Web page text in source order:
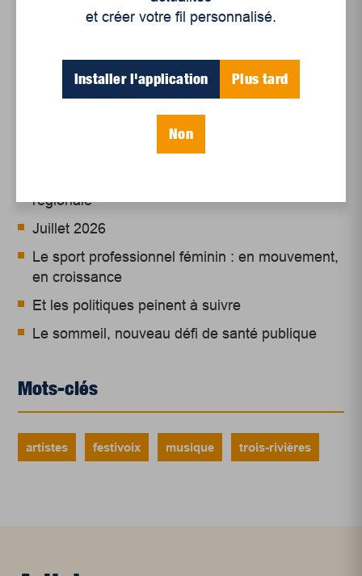
régionale
Juillet 2026
Le sport professionnel féminin : en mouvement,
en croissance
Et les politiques peinent à suivre
Le sommeil, nouveau défi de santé publique
Mots-clés
artistes festivoix musique trois-rivières
et créer votre fil personnalisé.
Installer l'application Plus tard
Non